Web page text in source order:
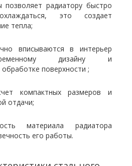
радиатору быстро
это создает
тепла;
вписываются в интерьер
дизайну и
поверхности ;
компактных размеров и
отдачи;
материала радиатора
его работы.